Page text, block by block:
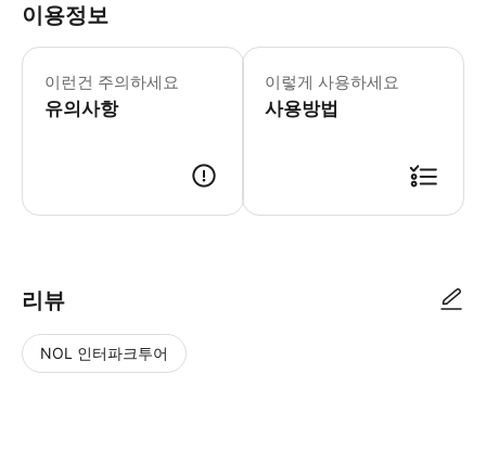
이용정보
이런건 주의하세요
유의사항
이렇게 사용하세요
사용방법
리뷰
NOL 인터파크투어